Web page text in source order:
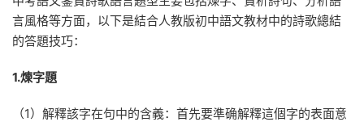
言風格等方面，以下是結合人教版初中語文教材中的詩歌總結
的答題技巧：
1.煉字題
（1）解釋該字在句中的含義：首先要準确解釋這個字的表面意